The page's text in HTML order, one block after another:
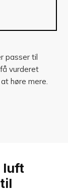
passer til
vurderet
høre mere.
luft